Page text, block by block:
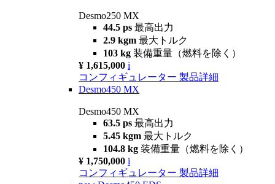
Desmo250 MX
44.5 ps 最高出力
2.9 kgm 最大トルク
103 kg 装備重量（燃料を除く）
¥ 1,615,000 i
コンフィギュレーター 製品詳細
Desmo450 MX
Desmo450 MX
63.5 ps 最高出力
5.45 kgm 最大トルク
104.8 kg 装備重量（燃料を除く）
¥ 1,750,000 i
コンフィギュレーター 製品詳細